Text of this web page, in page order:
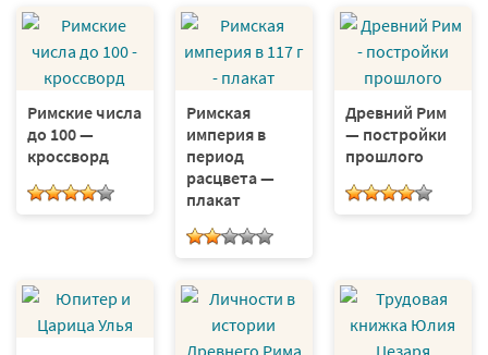
Римские числа
до 100 —
кроссворд
Римская
империя в
период
расцвета —
плакат
Древний Рим
— постройки
прошлого